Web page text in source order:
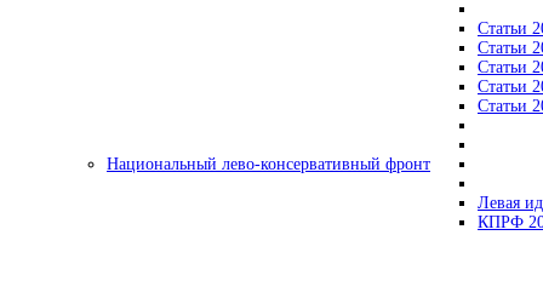
Статьи
Статьи
Статьи
Статьи
Статьи
Национальный лево-консервативный фронт
Левая
КПРФ